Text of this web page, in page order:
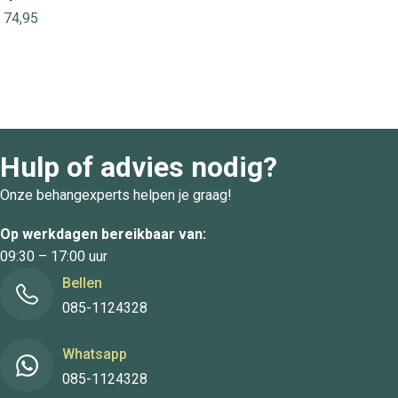
74,95
Hulp of advies nodig?
Onze behangexperts helpen je graag!
Op werkdagen bereikbaar van:
09:30 – 17:00 uur
Bellen
085-1124328
Whatsapp
085-1124328